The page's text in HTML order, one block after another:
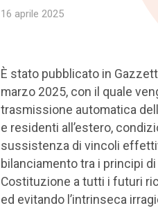
16 aprile 2025
È stato pubblicato in
marzo 2025, con il quale
trasmissione automatica
e residenti all’estero,
sussistenza di vincoli
bilanciamento tra i principi
Costituzione a tutti i futuri
ed evitando l’intrinseca